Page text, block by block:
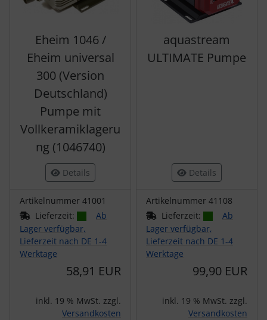
Eheim 1046 /
Eheim universal
300 (Version
Deutschland)
Pumpe mit
Vollkeramiklageru
ng (1046740)
Details
Artikelnummer 41001
Lieferzeit:
Ab
Lager verfügbar,
Lieferzeit nach DE 1-4
Werktage
58,91 EUR
inkl. 19 % MwSt. zzgl.
Versandkosten
aquastream
ULTIMATE Pumpe
Details
Artikelnummer 41108
Lieferzeit:
Ab
Lager verfügbar,
Lieferzeit nach DE 1-4
Werktage
99,90 EUR
inkl. 19 % MwSt. zzgl.
Versandkosten